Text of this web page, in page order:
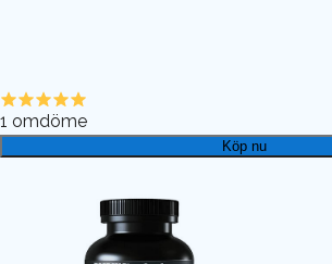
1 omdöme
Köp nu